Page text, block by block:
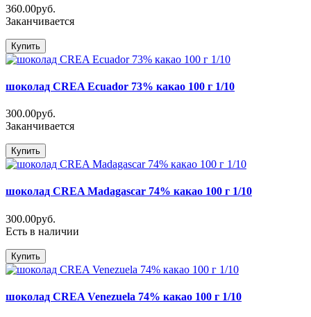
360.00руб.
Заканчивается
Купить
шоколад CREA Ecuador 73% какао 100 г 1/10
300.00руб.
Заканчивается
Купить
шоколад CREA Madagascar 74% какао 100 г 1/10
300.00руб.
Есть в наличии
Купить
шоколад CREA Venezuela 74% какао 100 г 1/10